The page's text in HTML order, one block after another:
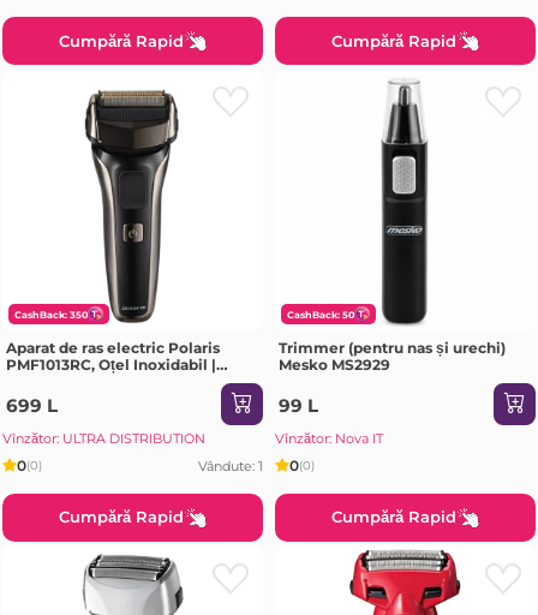
Cumpără Rapid Cumpără Rapid
CashBack: 350
Aparat de ras electric Polaris
PMF1013RC, Oțel Inoxidabil |
699 L
Vînzător: ULTRA DISTRIBUTION
0(0) Vândute: 1
Cumpără Rapid
CashBack: 50
Trimmer (pentru nas și urechi)
Mesko MS2929
99 L
Vînzător: Nova IT
0(0)
Cumpără Rapid